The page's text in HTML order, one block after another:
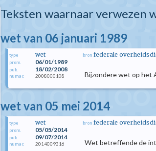
Teksten waarnaar verwezen
wet van 06 januari 1989
type wet
prom. 06/01/1989
pub. 18/02/2008
numac 2008000108
bron federale
Bijzondere wet op het
wet van 05 mei 2014
type wet
prom. 05/05/2014
pub. 09/07/2014
numac 2014009316
bron federale
Wet betreffende de